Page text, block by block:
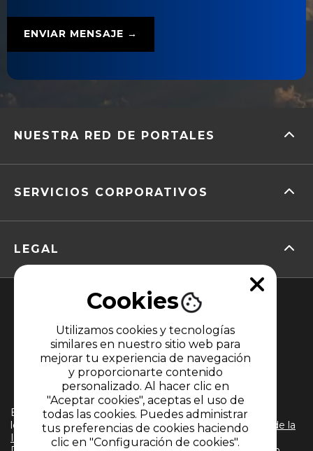
NUESTRA RED DE PORTALES
SERVICIOS CORPORATIVOS
LEGAL
MIEMBRO DE
El uso de este sitio web implica la aceptación de
los
Términos y condicionesy Políticas de Tratamiento de la
Información de CARACOL TELEVISIÓN S.A. Todos los
Cookies
Utilizamos cookies y tecnologías
similares en nuestro sitio web para
mejorar tu experiencia de navegación
y proporcionarte contenido
personalizado. Al hacer clic en
"Aceptar cookies", aceptas el uso de
todas las cookies. Puedes administrar
tus preferencias de cookies haciendo
clic en "Configuración de cookies".